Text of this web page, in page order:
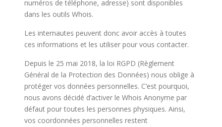
numéros de téléphone, adresse) sont disponibles
dans les outils Whois.
Les internautes peuvent donc avoir accès à toutes
ces informations et les utiliser pour vous contacter.
Depuis le 25 mai 2018, la loi RGPD (Règlement
Général de la Protection des Données) nous oblige à
protéger vos données personnelles. C’est pourquoi,
nous avons décidé d’activer le Whois Anonyme par
défaut pour toutes les personnes physiques. Ainsi,
vos coordonnées personnelles restent